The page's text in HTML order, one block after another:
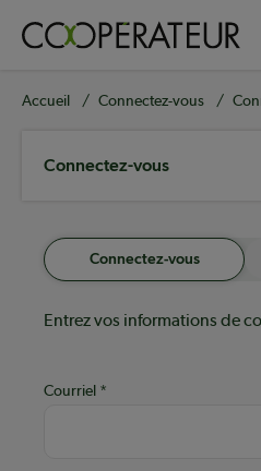
principal
Fil
Accueil Connectez-vous
Connectez-vous
Connectez-vous
Entrez vos informations de
Courriel